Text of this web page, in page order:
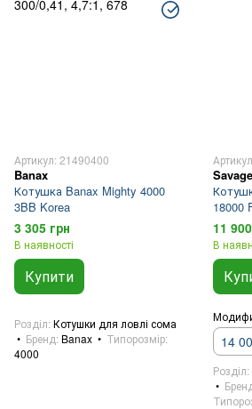
Фурнітура для морської риболовлі
Морські джиг-головки
Артикул: 21490400
Banax
Котушка Banax Mighty 4000
3BB Korea
3 305 грн
В наявності
Купити
Розділ Котушки для ловлі сома
Бренд Banax
Типорозмір
4000
18000
11
В
14
Розділ